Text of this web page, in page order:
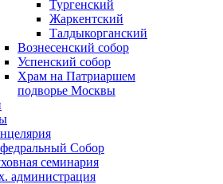
Тургенский
Жаркентский
Талдыкорганский
Вознесенский собор
Успенский собор
Храм на Патриаршем
подворье Москвы
Собор
семинария
администрация